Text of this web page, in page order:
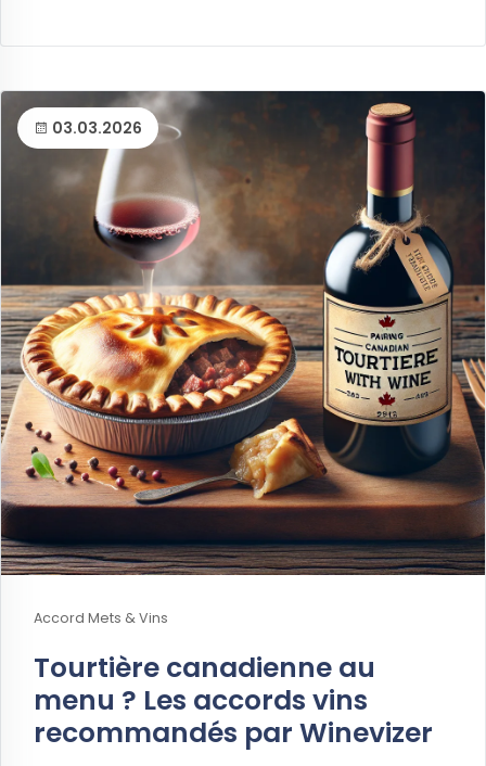
03.03.2026
Accord Mets & Vins
Tourtière canadienne au
menu ? Les accords vins
recommandés par Winevizer